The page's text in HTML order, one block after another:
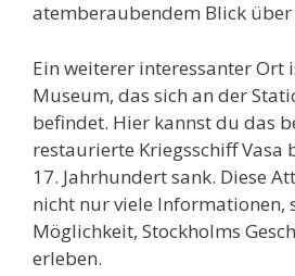
atemberaubendem Blick über
Ein weiterer interessanter Ort
Museum, das sich an der
befindet. Hier kannst du das
restaurierte Kriegsschiff Vasa
17. Jahrhundert sank. Diese
nicht nur viele Informationen,
Möglichkeit, Stockholms
erleben.